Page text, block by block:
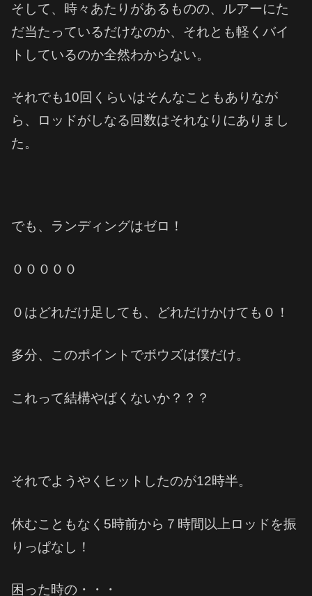
そして、時々あたりがあるものの、ルアーにた
だ当たっているだけなのか、それとも軽くバイ
トしているのか全然わからない。
それでも10回くらいはそんなこともありなが
ら、ロッドがしなる回数はそれなりにありまし
た。
でも、ランディングはゼロ！
０００００
０はどれだけ足しても、どれだけかけても０！
多分、このポイントでボウズは僕だけ。
これって結構やばくないか？？？
それでようやくヒットしたのが12時半。
休むこともなく5時前から７時間以上ロッドを振
りっぱなし！
困った時の・・・